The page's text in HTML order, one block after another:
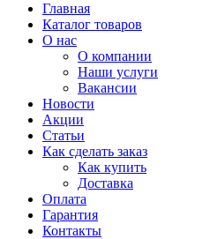
Главная
Каталог товаров
О нас
О компании
Наши услуги
Вакансии
Новости
Акции
Статьи
Как сделать заказ
Как купить
Доставка
Оплата
Гарантия
Контакты